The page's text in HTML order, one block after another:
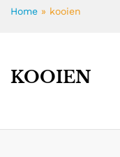
Home » kooien
KOOIEN